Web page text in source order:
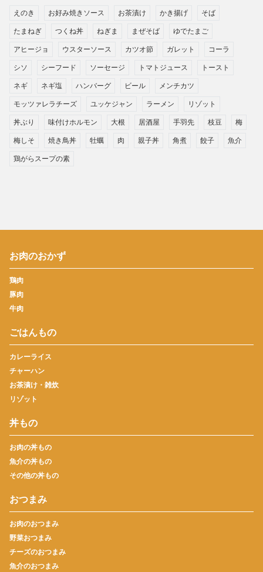
えのき お好み焼きソース お茶漬け かき揚げ そば
たまねぎ つくね丼 ねぎま まぜそば ゆでたまご
アヒージョ ウスターソース カツオ節 ガレット コーラ
シソ シーフード ソーセージ トマトジュース トースト
ネギ ネギ塩 ハンバーグ ビール メンチカツ
モッツァレラチーズ ユッケジャン ラーメン リゾット
丼ぶり 味付けホルモン 大根 居酒屋 手羽先 枝豆 梅
梅しそ 焼き鳥丼 牡蠣 肉 親子丼 角煮 餃子 魚介
鶏がらスープの素
お肉のおかず
鶏肉
豚肉
牛肉
ごはんもの
カレーライス
チャーハン
お茶漬け・雑炊
リゾット
丼もの
お肉の丼もの
魚介の丼もの
その他の丼もの
おつまみ
お肉のおつまみ
野菜おつまみ
チーズのおつまみ
魚介のおつまみ